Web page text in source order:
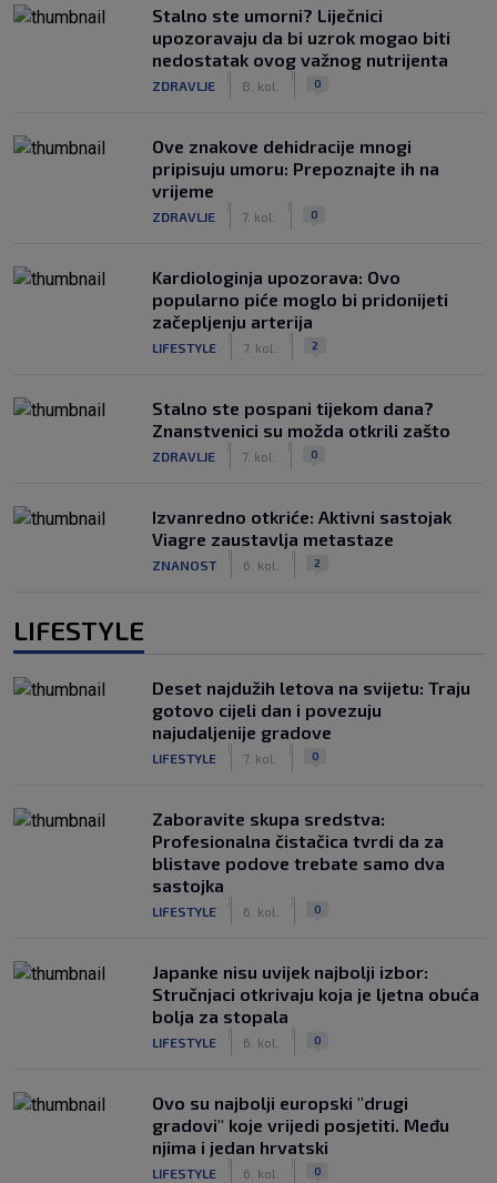
Stalno ste umorni? Liječnici
upozoravaju da bi uzrok mogao biti
nedostatak ovog važnog nutrijenta
ZDRAVLJE 8. kol. 0
Ove znakove dehidracije mnogi
pripisuju umoru: Prepoznajte ih na
vrijeme
ZDRAVLJE 7. kol. 0
Kardiologinja upozorava: Ovo
popularno piće moglo bi pridonijeti
začepljenju arterija
LIFESTYLE 7. kol. 2
Stalno ste pospani tijekom dana?
Znanstvenici su možda otkrili zašto
ZDRAVLJE 7. kol. 0
Izvanredno otkriće: Aktivni sastojak
Viagre zaustavlja metastaze
ZNANOST 6. kol. 2
LIFESTYLE
Deset najdužih letova na svijetu: Traju
gotovo cijeli dan i povezuju
najudaljenije gradove
LIFESTYLE 7. kol. 0
Zaboravite skupa sredstva:
Profesionalna čistačica tvrdi da za
blistave podove trebate samo dva
sastojka
LIFESTYLE 6. kol. 0
Japanke nisu uvijek najbolji izbor:
Stručnjaci otkrivaju koja je ljetna obuća
bolja za stopala
LIFESTYLE 6. kol. 0
Ovo su najbolji europski "drugi
gradovi" koje vrijedi posjetiti. Među
njima i jedan hrvatski
LIFESTYLE 6. kol. 0